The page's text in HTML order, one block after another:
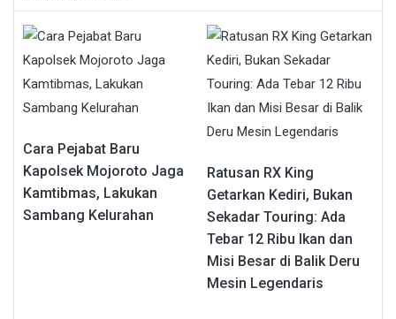
Cara Pejabat Baru
Kapolsek Mojoroto Jaga
Kamtibmas, Lakukan
Sambang Kelurahan
Ratusan RX King
Getarkan Kediri, Bukan
Sekadar Touring: Ada
Tebar 12 Ribu Ikan dan
Misi Besar di Balik Deru
Mesin Legendaris